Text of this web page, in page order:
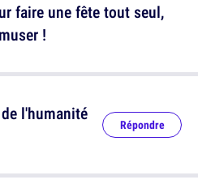
faire une fête tout seul,
!
l'humanité
Répondre